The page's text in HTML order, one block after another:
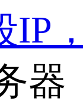
IP
器